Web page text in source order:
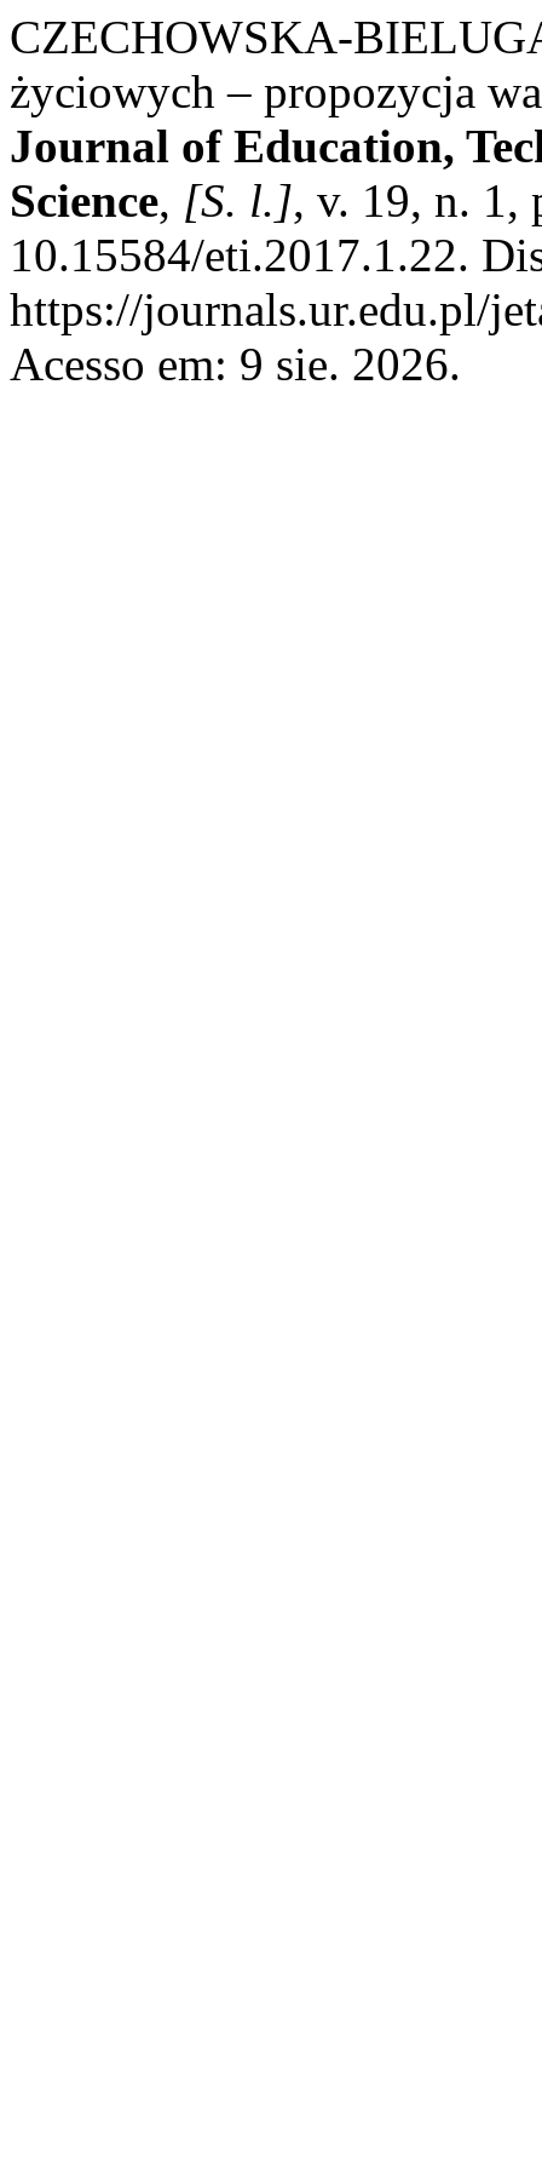
CZECHOWSKA-
życiowych – propozycja
Journal of Education,
Science, [S. l.], v. 19, n. 1,
10.15584/eti.2017.1.22.
https://journals.ur.edu.pl/
Acesso em: 9 sie. 2026.